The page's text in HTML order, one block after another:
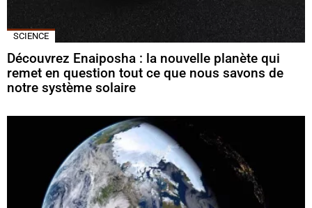
SCIENCE
Découvrez Enaiposha : la nouvelle planète qui
remet en question tout ce que nous savons de
notre système solaire